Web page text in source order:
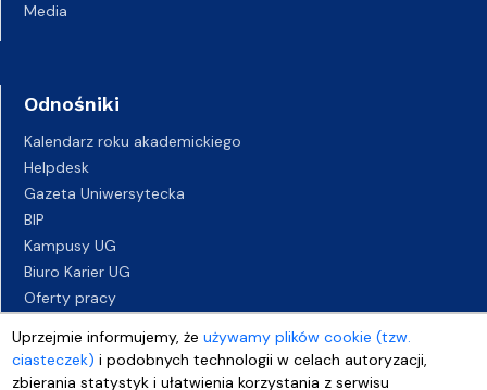
Uprzejmie informujemy, żeużywamy plików cookie (tzw.
ciasteczek) i podobnych technologii w celach autoryzacji,
zbierania statystyk i ułatwienia korzystania z serwisu
Media
Odnośniki
Kalendarz roku akademickiego
Helpdesk
Gazeta Uniwersytecka
BIP
Kampusy UG
Biuro Karier UG
Oferty pracy